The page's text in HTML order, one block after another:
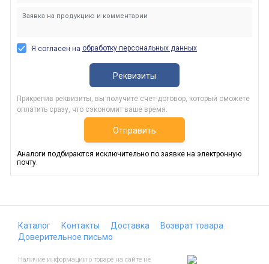
Я согласен на обработку персональных данных
Реквизиты
Прикрепив реквизиты, вы получите счет-договор, который сможете
оплатить сразу, что сэкономит ваше время.
Отправить
Аналоги подбираются исключительно по заявке на электронную
почту.
Каталог Контакты Доставка
Возврат товара
Доверительное письмо
Наличие информации о товаре на сайте не